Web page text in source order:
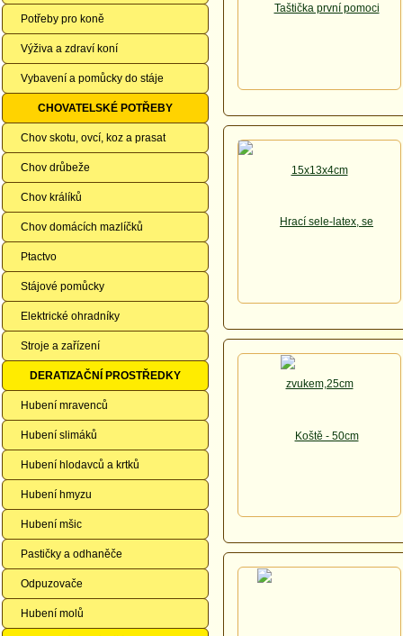
Potřeby pro koně
Výživa a zdraví koní
Vybavení a pomůcky do stáje
CHOVATELSKÉ POTŘEBY
Chov skotu, ovcí, koz a prasat
Chov drůbeže
Chov králíků
Chov domácích mazlíčků
Ptactvo
Stájové pomůcky
Elektrické ohradníky
Stroje a zařízení
DERATIZAČNÍ PROSTŘEDKY
Hubení mravenců
Hubení slimáků
Hubení hlodavců a krtků
Hubení hmyzu
Hubení mšic
Pastičky a odhaněče
Odpuzovače
Hubení molů